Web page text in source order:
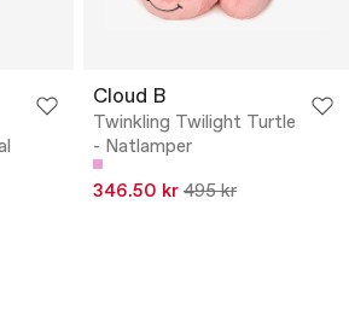
Cloud B
Twinkling Twilight Turtle
- Natlamper
346.50 kr 495 kr